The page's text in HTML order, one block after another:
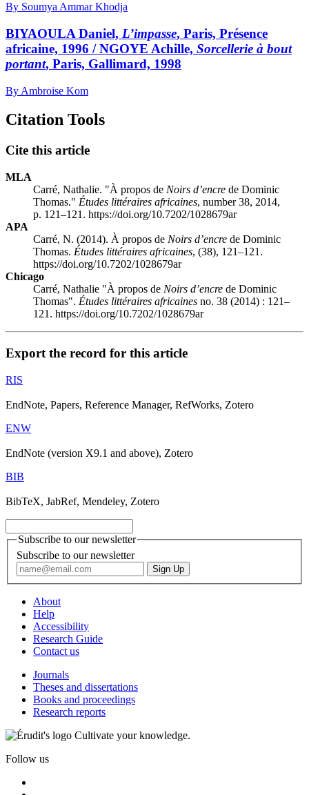
By Soumya Ammar Khodja
BIYAOULA Daniel, L’impasse, Paris, Présence
africaine, 1996 / NGOYE Achille, Sorcellerie à bout
portant, Paris, Gallimard, 1998
By Ambroise Kom
Citation Tools
Cite this article
MLA
Carré, Nathalie. "À propos de Noirs d’encre de Dominic
Thomas." Études littéraires africaines, number 38, 2014,
p. 121–121. https://doi.org/10.7202/1028679ar
APA
Carré, N. (2014). À propos de Noirs d’encre de Dominic
Thomas. Études littéraires africaines, (38), 121–121.
https://doi.org/10.7202/1028679ar
Chicago
Carré, Nathalie "À propos de Noirs d’encre de Dominic
Thomas". Études littéraires africaines no. 38 (2014) : 121–
121. https://doi.org/10.7202/1028679ar
Export the record for this article
RIS
EndNote, Papers, Reference Manager, RefWorks, Zotero
ENW
EndNote (version X9.1 and above), Zotero
BIB
BibTeX, JabRef, Mendeley, Zotero
Subscribe to our newsletter
Subscribe to our newsletter
About
Help
Accessibility
Research Guide
Contact us
Journals
Theses and dissertations
Books and proceedings
Research reports
Cultivate your knowledge.
Follow us